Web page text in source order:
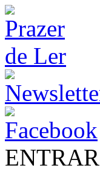
ENTRAR